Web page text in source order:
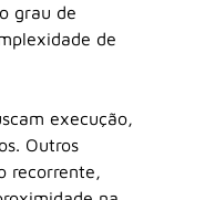
grau de
de
execução,
Outros
recorrente,